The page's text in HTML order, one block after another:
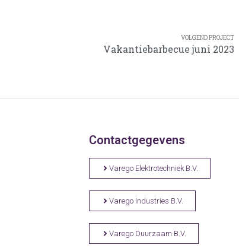
VOLGEND PROJECT
Vakantiebarbecue juni 2023
Contactgegevens
Varego Elektrotechniek B.V.
Varego Industries B.V.
Varego Duurzaam B.V.